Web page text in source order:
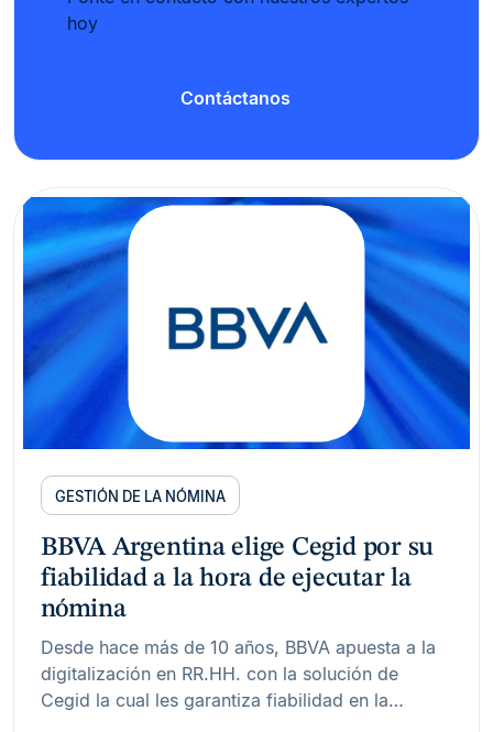
hoy
Contáctanos
GESTIÓN DE LA NÓMINA
BBVA Argentina elige Cegid por su
fiabilidad a la hora de ejecutar la
nómina
Desde hace más de 10 años, BBVA apuesta a la
digitalización en RR.HH. con la solución de
Cegid la cual les garantiza fiabilidad en la…